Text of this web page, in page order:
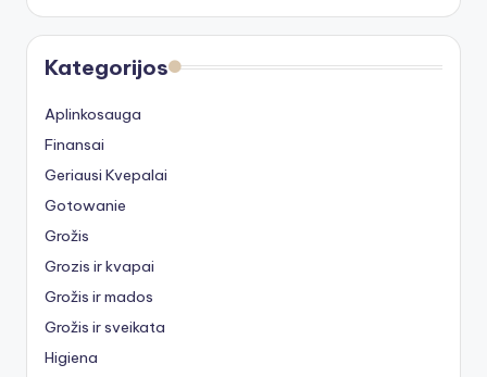
Kategorijos
Aplinkosauga
Finansai
Geriausi Kvepalai
Gotowanie
Grožis
Grozis ir kvapai
Grožis ir mados
Grožis ir sveikata
Higiena